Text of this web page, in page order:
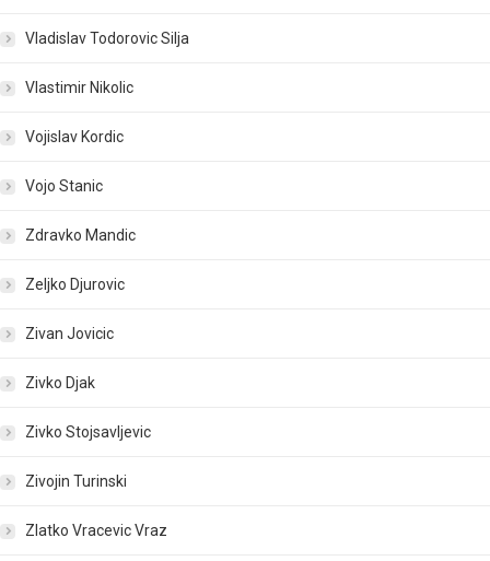
Vladislav Todorovic Silja
Vlastimir Nikolic
Vojislav Kordic
Vojo Stanic
Zdravko Mandic
Zeljko Djurovic
Zivan Jovicic
Zivko Djak
Zivko Stojsavljevic
Zivojin Turinski
Zlatko Vracevic Vraz